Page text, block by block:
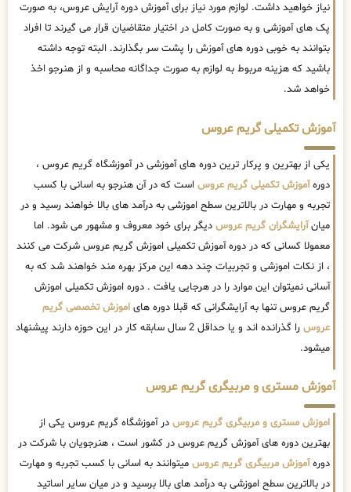
نیاز خواهید داشت. لوازم مورد نیاز برای آموزش دوره آرایش عروس، به صورت
پک های آموزشی و به صورت کامل در اختیار متقاضیان قرار می گیرند تا افراد
بتوانند به خوبی دوره های آموزش را پشت سر بگذارند. البته توجه داشته
باشید که هزینه مربوط به لوازم به صورت جداگانه محاسبه و از هنرجو اخذ
خواهد شد.
آموزش تکمیلی گریم عروس
یکی از بهترین و پرکار ترین دوره های آموزشی در آموزشگاه گریم عروس ،
دورهآموزش تکمیلی گریم عروس است که در آن هنرجو به اسانی با کسب
تجربه و مهارت در بالاترین سطح اموزشی به درآمد های بالا خواهند رسید و در
میانآرایشگران گریم عروس دیگر برای خود معروف و مشهور می شود. اما
معمولا کسانی که در دوره آموزش تکمیلی اموزش گریم عروس شرکت می کنند
، از نکات اموزشی و تجربیات چند دهه این مرکز بهره مند خواهند شد که به
آسانی نمیتوان این موارد را در هرجایی یافت . دوره اموزش تکمیلی اموزش
گریم عروس تنها به آرایشگرانی که قبلا دوره های اموزش تخصصی گریم
عروس
را گذرانده اند و یا حداقل 2 سال سابقه کار در این حوزه دارند پیشنهاد
میشود.
آموزش مستری و مربیگری گریم عروس
اموزش مستری و مربیگری گریم عروس در آموزشگاه گریم عروس یکی از
بهترین دوره های آموزش گریم عروس در کشور است ، هنرجویان با شرکت در
دورهآموزش مربیگری گریم عروس میتوانند به اسانی با کسب تجربه و مهارت
در بالاترین سطح اموزشی به درآمد های بالا برسید و در میان سایر اساتید